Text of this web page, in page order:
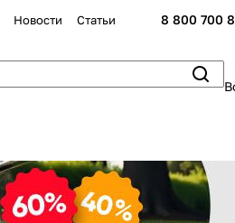
Новости Статьи 8 800 700